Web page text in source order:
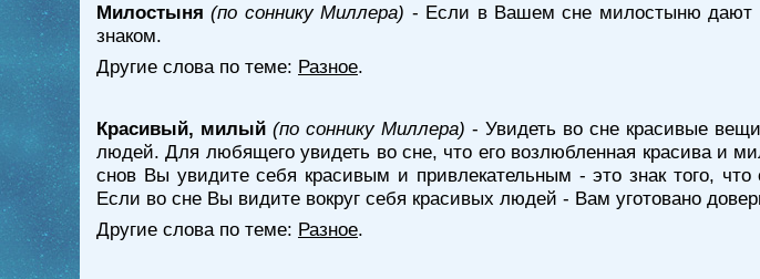
Милостыня (по соннику Миллера) - Если в Вашем сне милостыню дают
знаком.
Другие слова по теме: Разное.
Красивый, милый (по соннику Миллера) - Увидеть во сне красивые
людей. Для любящего увидеть во сне, что его возлюбленная красива и
снов Вы увидите себя красивым и привлекательным - это знак того,
Если во сне Вы видите вокруг себя красивых людей - Вам уготовано
Другие слова по теме: Разное.